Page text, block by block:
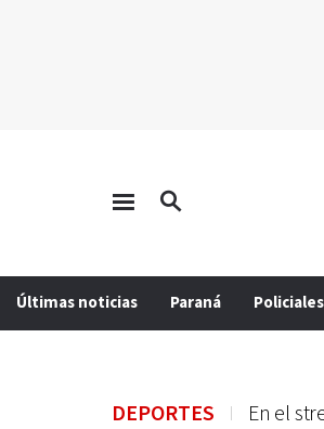
Últimas noticias Paraná Policiales
DEPORTES En el